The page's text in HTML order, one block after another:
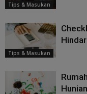
Tips & Masukan
Tips & Masukan